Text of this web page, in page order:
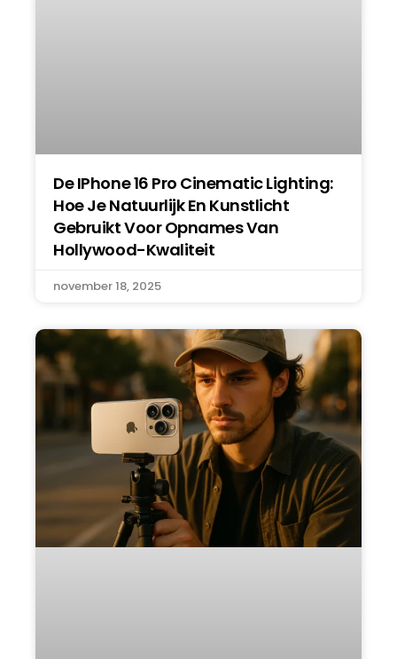
De IPhone 16 Pro Cinematic Lighting:
Hoe Je Natuurlijk En Kunstlicht
Gebruikt Voor Opnames Van
Hollywood-Kwaliteit
november 18, 2025